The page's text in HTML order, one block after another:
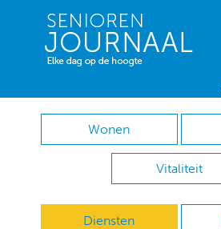
Wonen
Vitaliteit
Diensten